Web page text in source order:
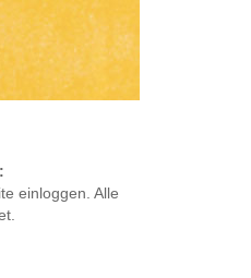
einloggen. Alle